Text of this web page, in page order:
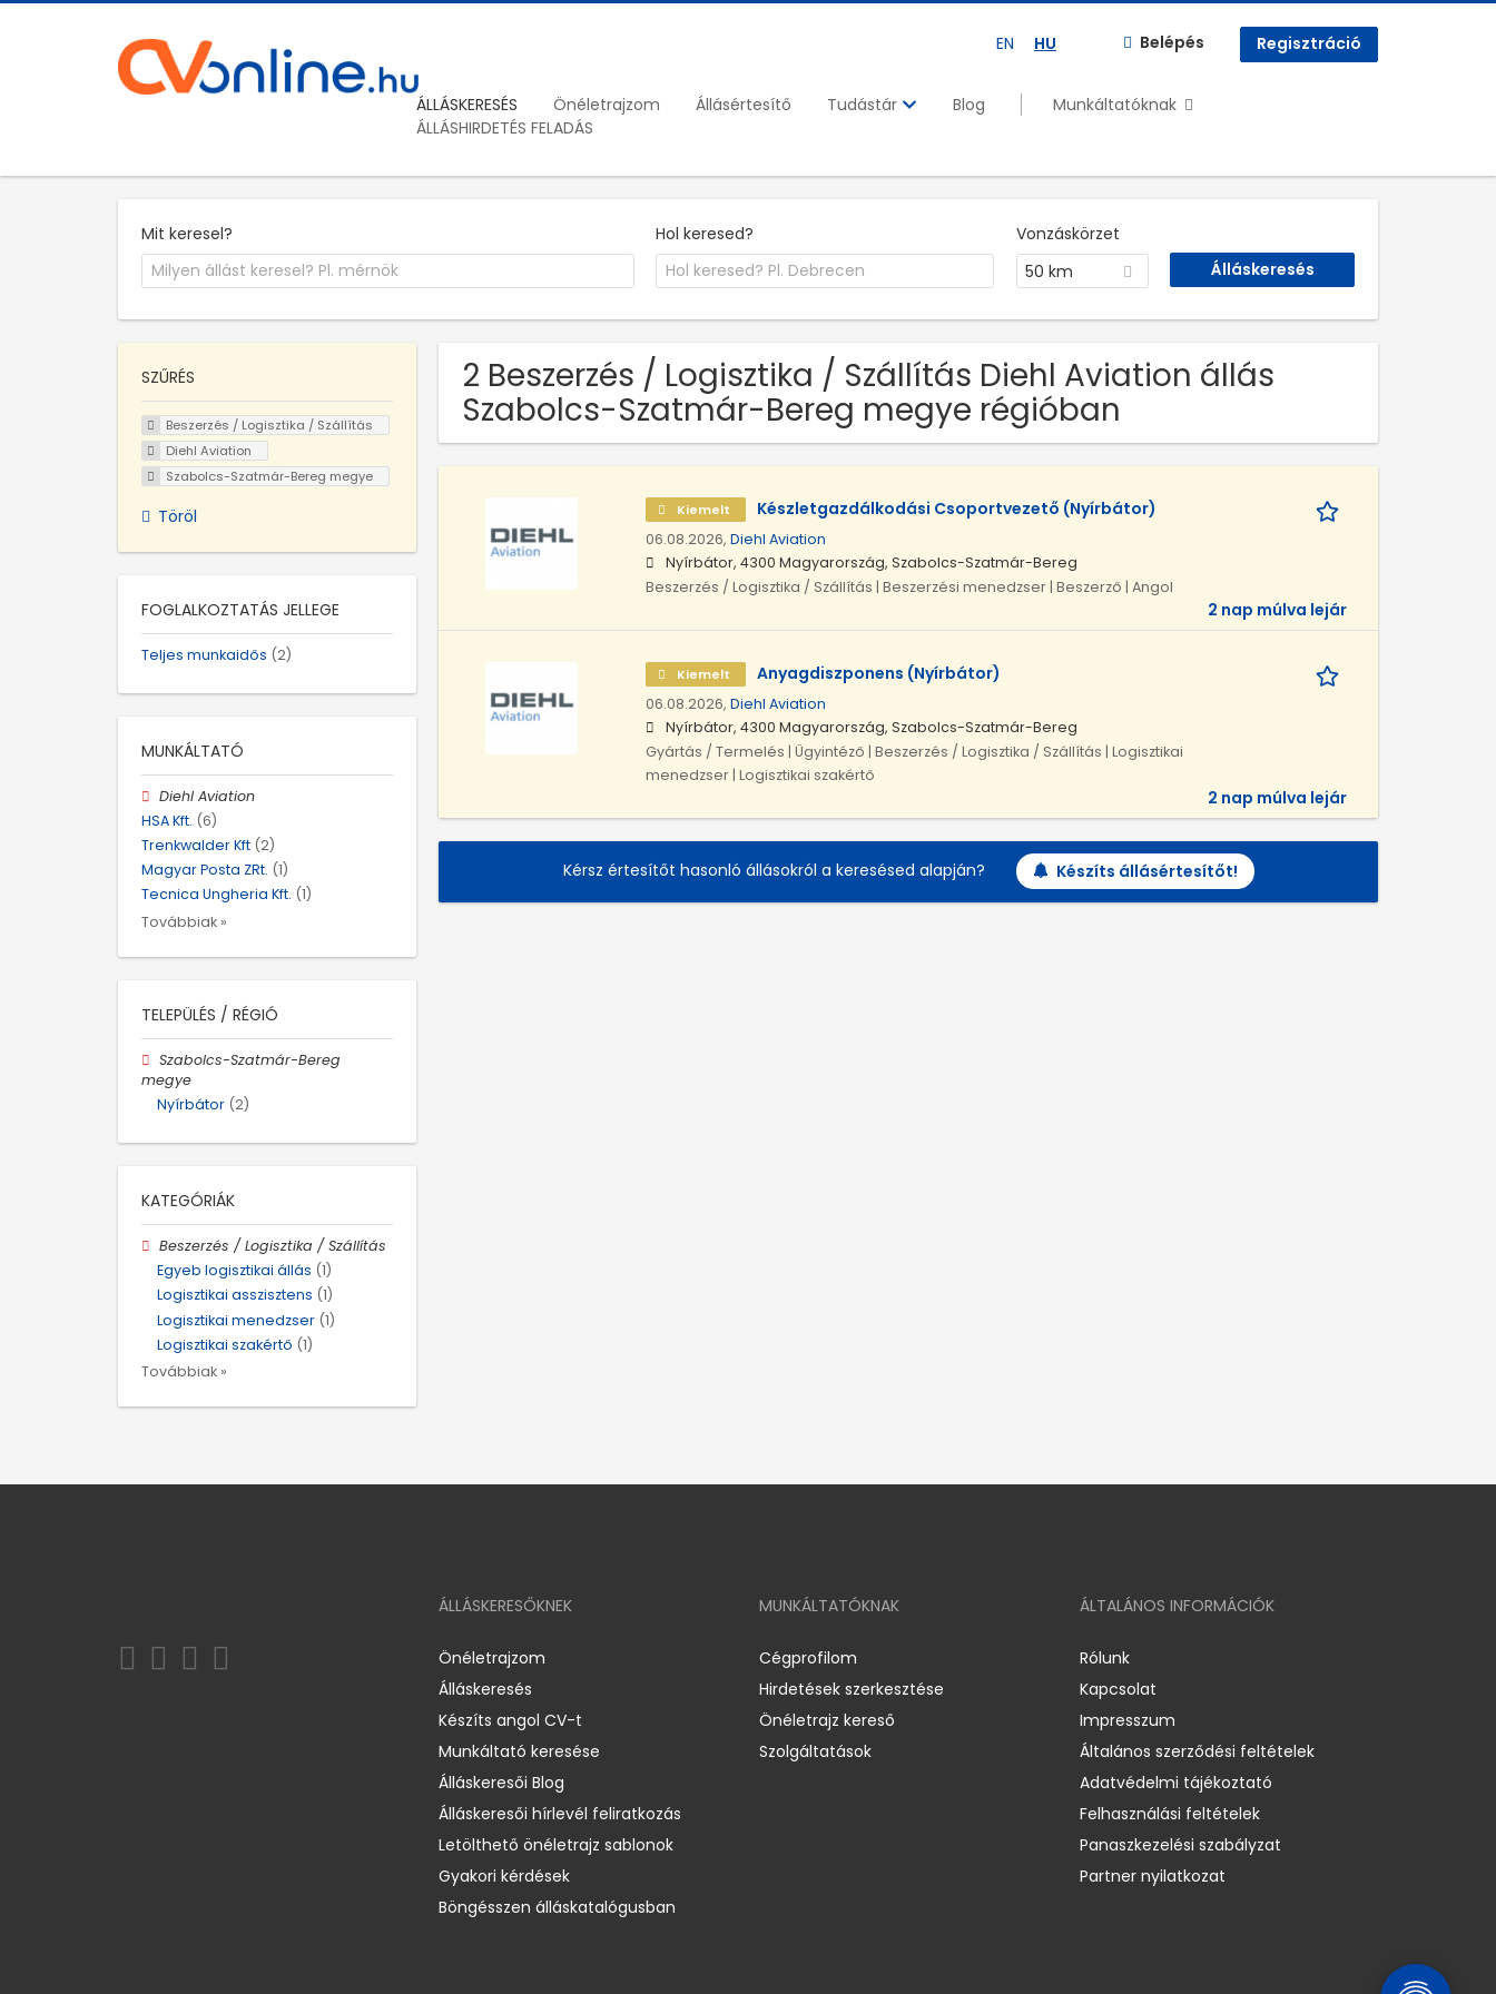
EN HU Belépés Regisztráció
ÁLLÁSKERESÉS Önéletrajzom Állásértesítő Tudástár Blog
Munkáltatóknak
ÁLLÁSHIRDETÉS FELADÁS
Mit keresel? Hol keresed?
Vonzáskörzet
50 km
2 Beszerzés / Logisztika / Szállítás Diehl Aviation állás
Szabolcs-Szatmár-Bereg megye régióban
Kiemelt Készletgazdálkodási Csoportvezető (Nyírbátor)
06.08.2026, Diehl Aviation
Nyírbátor, 4300 Magyarország, Szabolcs-Szatmár-Bereg
Beszerzés / Logisztika / Szállítás | Beszerzési menedzser | Beszerző | Angol
2 nap múlva lejár
Kiemelt Anyagdiszponens (Nyírbátor)
06.08.2026, Diehl Aviation
Nyírbátor, 4300 Magyarország, Szabolcs-Szatmár-Bereg
Gyártás / Termelés | Ügyintéző | Beszerzés / Logisztika / Szállítás | Logisztikai
menedzser | Logisztikai szakértő
2 nap múlva lejár
Kérsz értesítőt hasonló állásokról a keresésed alapján? Készíts állásértesítőt!
SZŰRÉS
Beszerzés / Logisztika / Szállítás
Diehl Aviation
Szabolcs-Szatmár-Bereg megye
Töröl
FOGLALKOZTATÁS JELLEGE
Teljes munkaidős (2)
MUNKÁLTATÓ
Diehl Aviation
HSA Kft. (6)
Trenkwalder Kft (2)
Magyar Posta ZRt. (1)
Tecnica Ungheria Kft. (1)
Továbbiak »
TELEPÜLÉS / RÉGIÓ
Szabolcs-Szatmár-Bereg
megye
Nyírbátor (2)
KATEGÓRIÁK
Beszerzés / Logisztika / Szállítás
Egyeb logisztikai állás (1)
Logisztikai asszisztens (1)
Logisztikai menedzser (1)
Logisztikai szakértő (1)
Továbbiak »
ÁLLÁSKERESŐKNEK
Önéletrajzom
Álláskeresés
Készíts angol CV-t
Munkáltató keresése
Álláskeresői Blog
Álláskeresői hírlevél feliratkozás
Letölthető önéletrajz sablonok
Gyakori kérdések
Böngésszen álláskatalógusban
MUNKÁLTATÓKNAK
Cégprofilom
Hirdetések szerkesztése
Önéletrajz kereső
Szolgáltatások
ÁLTALÁNOS INFORMÁCIÓK
Rólunk
Kapcsolat
Impresszum
Általános szerződési feltételek
Adatvédelmi tájékoztató
Felhasználási feltételek
Panaszkezelési szabályzat
Partner nyilatkozat